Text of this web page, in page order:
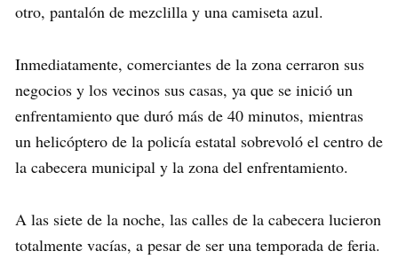
otro, pantalón de mezclilla y una camiseta azul.
Inmediatamente, comerciantes de la zona cerraron sus
negocios y los vecinos sus casas, ya que se inició un
enfrentamiento que duró más de 40 minutos, mientras
un helicóptero de la policía estatal sobrevoló el centro de
la cabecera municipal y la zona del enfrentamiento.
A las siete de la noche, las calles de la cabecera lucieron
totalmente vacías, a pesar de ser una temporada de feria.